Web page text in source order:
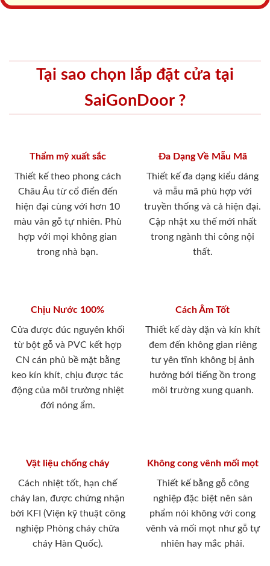
Tại sao chọn lắp đặt cửa tại
SaiGonDoor ?
Thẩm mỹ xuất sắc
Thiết kế theo phong cách
Châu Âu từ cổ điển đến
hiện đại cùng với hơn 10
màu vân gỗ tự nhiên. Phù
hợp với mọi không gian
trong nhà bạn.
Đa Dạng Về Mẫu Mã
Thiết kế đa dạng kiểu dáng
và mẫu mã phù hợp với
truyền thống và cả hiện đại.
Cập nhật xu thế mới nhất
trong ngành thi công nội
thất.
Chịu Nước 100%
Cửa được đúc nguyên khối
từ bột gỗ và PVC kết hợp
CN cán phủ bề mặt bằng
keo kín khít, chịu được tác
động của môi trường nhiệt
đới nóng ẩm.
Cách Âm Tốt
Thiết kế dày dặn và kín khít
đem đến không gian riêng
tư yên tĩnh không bị ảnh
hưởng bới tiếng ồn trong
môi trường xung quanh.
Vật liệu chống cháy
Cách nhiệt tốt, hạn chế
cháy lan, được chứng nhận
bởi KFI (Viện kỹ thuật công
nghiệp Phòng cháy chữa
cháy Hàn Quốc).
Không cong vênh mối mọt
Thiết kế bằng gỗ công
nghiệp đặc biệt nên sản
phẩm nói không với cong
vênh và mối mọt như gỗ tự
nhiên hay mắc phải.